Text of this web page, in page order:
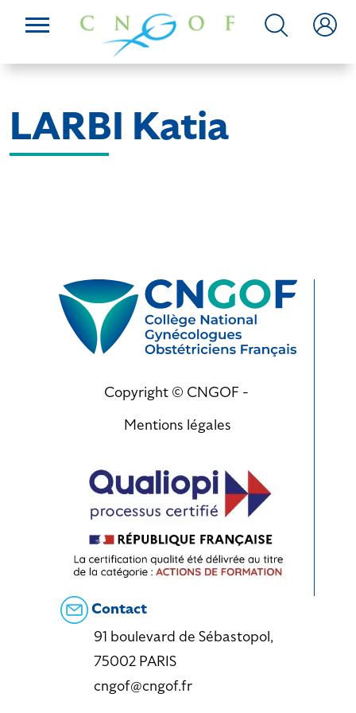
LARBI Katia
Copyright © CNGOF -
Mentions légales
Contact
91 boulevard de Sébastopol,
75002 PARIS
cngof@cngof.fr